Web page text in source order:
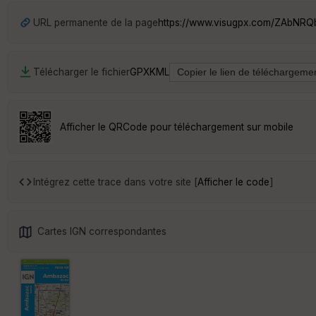
URL permanente de la pagehttps://www.visugpx.com/
Télécharger le fichierGPXKML
Afficher le QRCode pour téléchargement sur mobile
Intégrez cette trace dans votre site [Afficher le code]
Cartes IGN correspondantes